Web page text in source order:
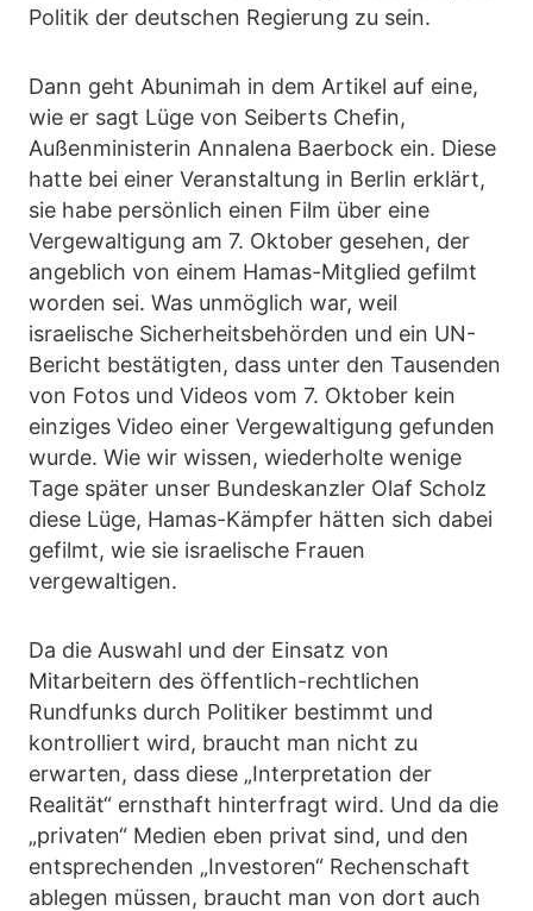
Politik der deutschen Regierung zu sein.
Dann geht Abunimah in dem Artikel auf eine,
wie er sagt Lüge von Seiberts Chefin,
Außenministerin Annalena Baerbock ein. Diese
hatte bei einer Veranstaltung in Berlin erklärt,
sie habe persönlich einen Film über eine
Vergewaltigung am 7. Oktober gesehen, der
angeblich von einem Hamas-Mitglied gefilmt
worden sei. Was unmöglich war, weil
israelische Sicherheitsbehörden und ein UN-
Bericht bestätigten, dass unter den Tausenden
von Fotos und Videos vom 7. Oktober kein
einziges Video einer Vergewaltigung gefunden
wurde. Wie wir wissen, wiederholte wenige
Tage später unser Bundeskanzler Olaf Scholz
diese Lüge, Hamas-Kämpfer hätten sich dabei
gefilmt, wie sie israelische Frauen
vergewaltigen.
Da die Auswahl und der Einsatz von
Mitarbeitern des öffentlich-rechtlichen
Rundfunks durch Politiker bestimmt und
kontrolliert wird, braucht man nicht zu
erwarten, dass diese „Interpretation der
Realität“ ernsthaft hinterfragt wird. Und da die
„privaten“ Medien eben privat sind, und den
entsprechenden „Investoren“ Rechenschaft
ablegen müssen, braucht man von dort auch